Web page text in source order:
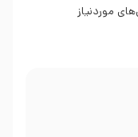
موردنیاز